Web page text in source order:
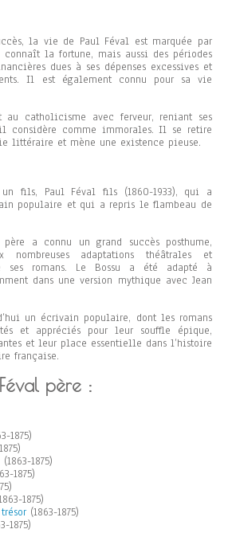
la vie de Paul Féval est marquée par
la fortune, mais aussi des périodes
dues à ses dépenses excessives et
Il est également connu pour sa vie
au catholicisme avec ferveur, reniant ses
considère comme immorales. Il se retire
littéraire et mène une existence pieuse.
fils, Paul Féval fils (1860-1933), qui a
populaire et qui a repris le flambeau de
a connu un grand succès posthume,
nombreuses adaptations théâtrales et
ses romans. Le Bossu a été adapté à
dans une version mythique avec Jean
un écrivain populaire, dont les romans
et appréciés pour leur souffle épique,
et leur place essentielle dans l’histoire
française.
père :
1875)
(1863-1875)
1875)
1875)
(1863-1875)
1875)